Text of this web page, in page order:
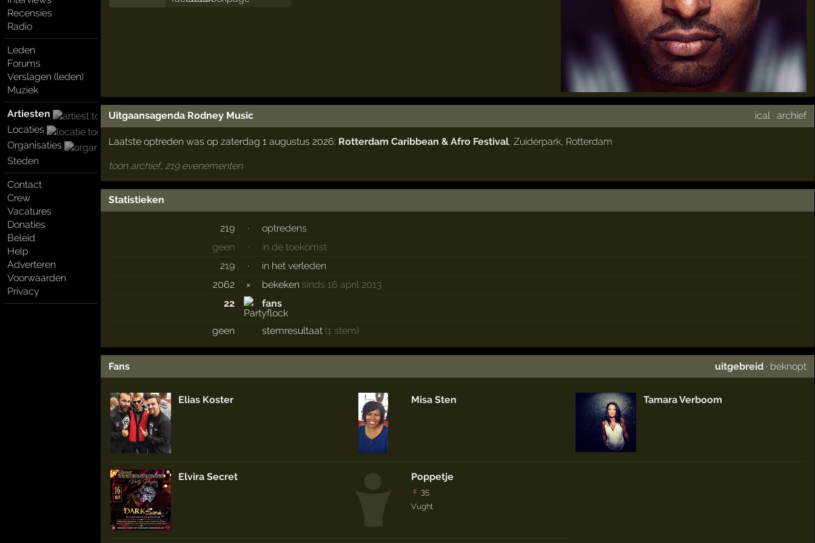
Recensies
Radio
Leden
Forums
Verslagen (leden)
Muziek
Artiesten
Locaties
Organisaties
Steden
Contact
Crew
Vacatures
Donaties
Beleid
Help
Adverteren
Voorwaarden
Privacy
Uitgaansagenda Rodney Music ical ·archief
Laatste optreden was op zaterdag 1 augustus 2026: Rotterdam Caribbean & Afro Festival, Zuiderpark, Rotterdam
toon archief, 219 evenementen
Statistieken
219 ·
optredens
geen
·
in de toekomst
219
·
in het verleden
2062
× bekeken sinds 16 april 2013
22
fans
geen stemresultaat (1 stem)
Fans uitgebreid · beknopt
Elias Koster
Elvira Secret
Misa Sten
Poppetje
♀ 35
Vught
Tamara Verboom